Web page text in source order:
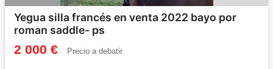
Yegua silla francés en venta 2022 bayo por
roman saddle- ps
2 000 € Precio a debatir